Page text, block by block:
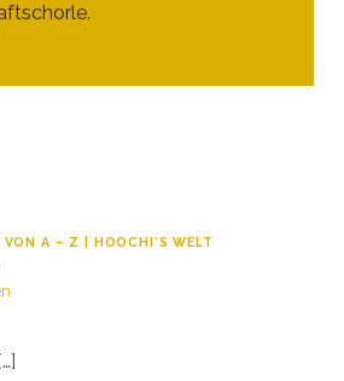
VON A – Z | HOOCHI´S WELT